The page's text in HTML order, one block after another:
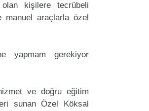
kişilere tecrübeli
manuel araçlarla özel
yapmam gerekiyor
ve doğru eğitim
sunan Özel Köksal